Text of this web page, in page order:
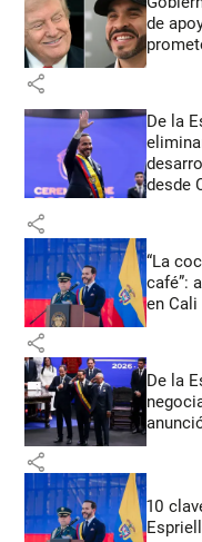
de
share
De la
desde
share
“La
café”:
en Cali
share
De la
share
10